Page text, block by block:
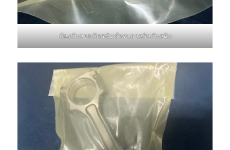
ป้องกันการเกิดสนิมด้วยพลาสติกกันสนิม